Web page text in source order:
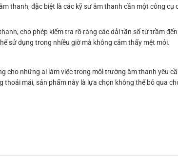
thanh, đặc biệt là các kỹ sư âm thanh cần một công cụ
cho phép kiểm tra rõ ràng các dải tần số từ trầm
sử dụng trong nhiều giờ mà không cảm thấy mệt mỏi.
cho những ai làm việc trong môi trường âm thanh yêu
mái, sản phẩm này là lựa chọn không thể bỏ qua